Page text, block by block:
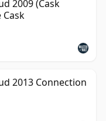
2009 (Cask
Cask
2013 Connection